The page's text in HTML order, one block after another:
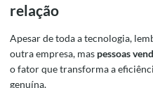
relação
Apesar de toda a tecnologia,
outra empresa, mas pessoas
o fator que transforma a
genuína.